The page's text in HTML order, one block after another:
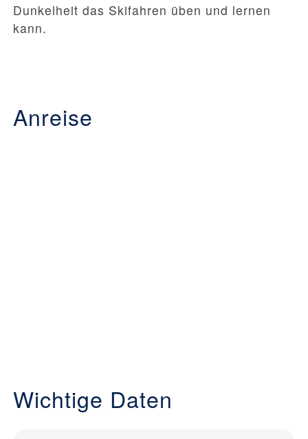
Dunkelheit das Skifahren üben und lernen
kann.
Anreise
Wichtige Daten